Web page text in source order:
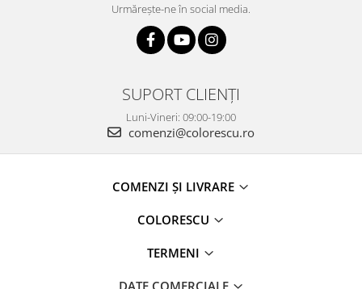
Urmărește-ne în social media.
SUPORT CLIENȚI
Luni-Vineri: 09:00-19:00
comenzi@colorescu.ro
COMENZI ȘI LIVRARE
COLORESCU
TERMENI
DATE COMERCIALE